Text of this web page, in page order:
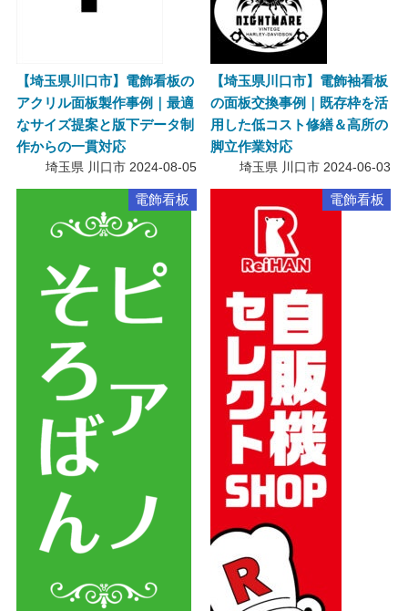
【埼玉県川口市】電飾看板の
アクリル面板製作事例｜最適
なサイズ提案と版下データ制
作からの一貫対応
埼玉県 川口市 2024-08-05
【埼玉県川口市】電飾袖看板
の面板交換事例｜既存枠を活
用した低コスト修繕＆高所の
脚立作業対応
埼玉県 川口市 2024-06-03
電飾看板 電飾看板